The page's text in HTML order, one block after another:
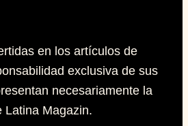
en los artículos de
exclusiva de sus
necesariamente la
Latina Magazin.